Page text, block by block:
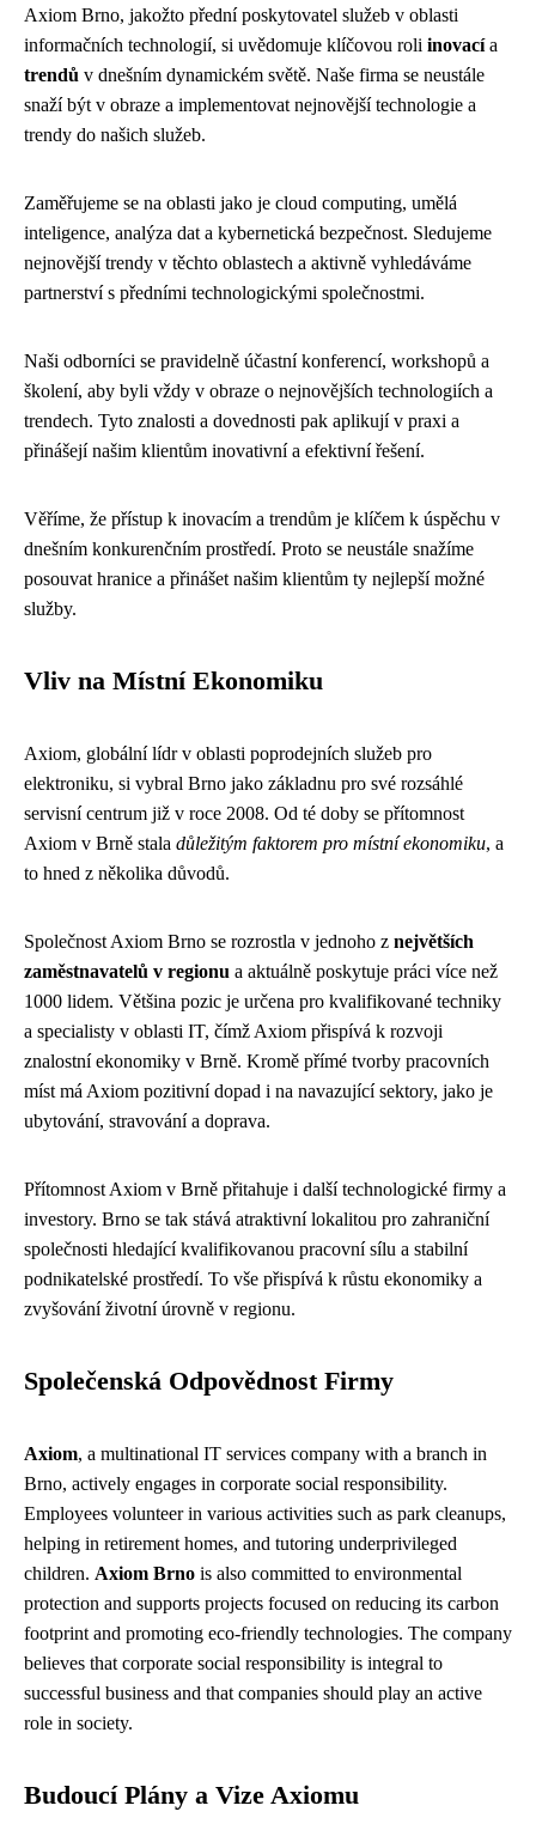
Axiom Brno, jakožto přední poskytovatel služeb v oblasti
informačních technologií, si uvědomuje klíčovou roli inovacía
trendů v dnešním dynamickém světě. Naše firma se neustále
snaží být v obraze a implementovat nejnovější technologie a
trendy do našich služeb.
Zaměřujeme se na oblasti jako je cloud computing, umělá
inteligence, analýza dat a kybernetická bezpečnost. Sledujeme
nejnovější trendy v těchto oblastech a aktivně vyhledáváme
partnerství s předními technologickými společnostmi.
Naši odborníci se pravidelně účastní konferencí, workshopů a
školení, aby byli vždy v obraze o nejnovějších technologiích a
trendech. Tyto znalosti a dovednosti pak aplikují v praxi a
přinášejí našim klientům inovativní a efektivní řešení.
Věříme, že přístup k inovacím a trendům je klíčem k úspěchu v
dnešním konkurenčním prostředí. Proto se neustále snažíme
posouvat hranice a přinášet našim klientům ty nejlepší možné
služby.
Vliv na Místní Ekonomiku
Axiom, globální lídr v oblasti poprodejních služeb pro
elektroniku, si vybral Brno jako základnu pro své rozsáhlé
servisní centrum již v roce 2008. Od té doby se přítomnost
Axiom v Brně stala důležitým faktorem pro místní ekonomiku, a
to hned z několika důvodů.
Společnost Axiom Brno se rozrostla v jednoho z největších
zaměstnavatelů v regionu a aktuálně poskytuje práci více než
1000 lidem. Většina pozic je určena pro kvalifikované techniky
a specialisty v oblasti IT, čímž Axiom přispívá k rozvoji
znalostní ekonomiky v Brně. Kromě přímé tvorby pracovních
míst má Axiom pozitivní dopad i na navazující sektory, jako je
ubytování, stravování a doprava.
Přítomnost Axiom v Brně přitahuje i další technologické firmy a
investory. Brno se tak stává atraktivní lokalitou pro zahraniční
společnosti hledající kvalifikovanou pracovní sílu a stabilní
podnikatelské prostředí. To vše přispívá k růstu ekonomiky a
zvyšování životní úrovně v regionu.
Společenská Odpovědnost Firmy
Axiom, a multinational IT services company with a branch in
Brno, actively engages in corporate social responsibility.
Employees volunteer in various activities such as park cleanups,
helping in retirement homes, and tutoring underprivileged
children. Axiom Brno is also committed to environmental
protection and supports projects focused on reducing its carbon
footprint and promoting eco-friendly technologies. The company
believes that corporate social responsibility is integral to
successful business and that companies should play an active
role in society.
Budoucí Plány a Vize Axiomu